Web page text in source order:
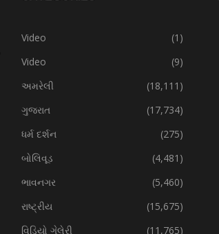
Video
(1)
Video
(9)
અમરેલી
(18,111)
ગુજરાત
(17,734)
ધર્મ દર્શન
(275)
બોલિવૂડ
(4,481)
ભાવનગર
(5,460)
રાષ્ટ્રીય
(15,675)
વિડિયો ગેલેરી
(11,765)